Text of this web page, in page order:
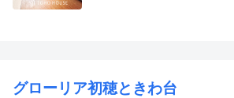
グローリア初穂ときわ台